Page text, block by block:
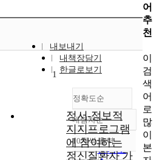
내보내기
내책장담기
한글로보기
정확도순
정확도
순
인기도
내림차순
내림차순
10개씩 출력
1
정서-정보적
지지프로그램
에 참여하는
정신질환자 가
어
추
천
이
검
색
어
로
많
이
본